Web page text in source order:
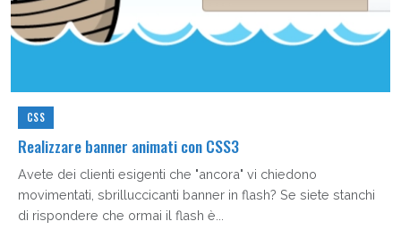
CSS
Realizzare banner animati con CSS3
Avete dei clienti esigenti che "ancora" vi chiedono
movimentati, sbrilluccicanti banner in flash? Se siete stanchi
di rispondere che ormai il flash è...